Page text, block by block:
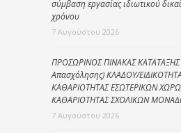
σύμβαση εργασίας ιδιωτικού
χρόνου
7 Αυγούστου 2026
ΠΡΟΣΩΡΙΝΟΣ ΠΙΝΑΚΑΣ ΚΑΤΑΤΑΞΗΣ
Απασχόλησης) ΚΛΑΔΟΥ/
ΚΑΘΑΡΙΟΤΗΤΑΣ ΕΣΩΤΕΡΙΚΩΝ
ΚΑΘΑΡΙΟΤΗΤΑΣ ΣΧΟΛΙΚΩΝ
7 Αυγούστου 2026